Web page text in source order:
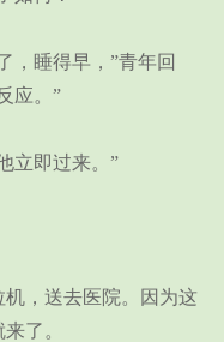
睡得早，”青年回
应。”
即过来。”
，送去医院。因为这
了。